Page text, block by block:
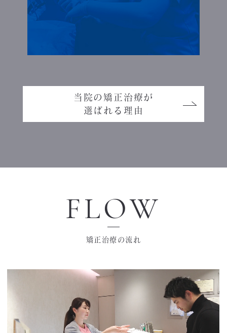
当院の矯正治療が
選ばれる理由
FLOW
矯正治療の流れ